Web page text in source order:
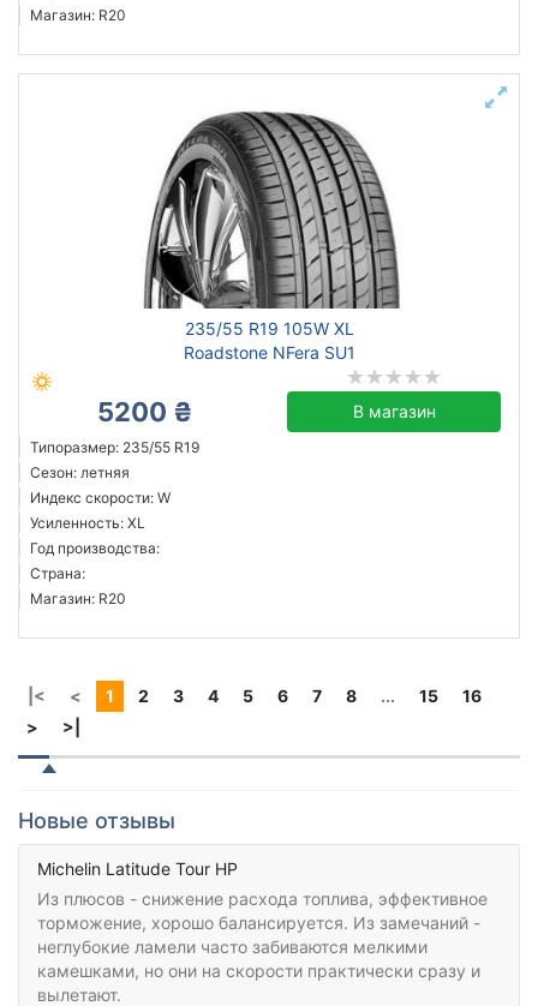
Магазин: R20
235/55 R19 105W XL
Roadstone NFera SU1
5200 ₴ В магазин
Типоразмер: 235/55 R19
Сезон: летняя
Индекс скорости: W
Усиленность: XL
Год производства:
Страна:
Магазин: R20
|< < 1 2 3 4 5 6 7 8 ... 15
16
>
>|
Новые отзывы
Michelin Latitude Tour HP
Из плюсов - снижение расхода топлива, эффективное
торможение, хорошо балансируется. Из замечаний -
неглубокие ламели часто забиваются мелкими
камешками, но они на скорости практически сразу и
вылетают.